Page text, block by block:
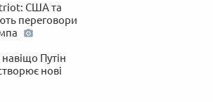
США та
переговори
Путін
нові